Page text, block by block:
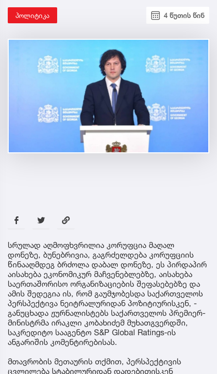
პოლიტიკა 4 წუთის წინ
სრულად აღმოფხვრილია კორუფცია მაღალ
დონეზე, ბუნებრივია, გაგრძელდება კორუფციის
წინააღმდეგ ბრძოლა დაბალ დონეზე, ეს პირდაპირ
აისახება ეკონომიკურ მაჩვენებლებზე, აისახება
საერთაშორისო ორგანიზაციების შეფასებებზე და
ამის შედეგია ის, რომ გაუმჯობესდა საქართველოს
პერსპექტივა ნეიტრალურიდან პოზიტიურისკენ, -
განუცხადა ჟურნალისტებს საქართველოს პრემიერ-
მინისტრმა ირაკლი კობახიძემ მუხათგვერდში,
საკრედიტო სააგენტო S&P Global Ratings-ის
ანგარიშის კომენტირებისას.
მთავრობის მეთაურის თქმით, პერსპექტივის
ცვლილება სტაბილურიდან დადებითისკენ